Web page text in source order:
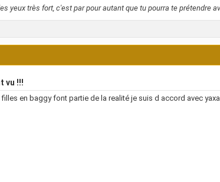
yeux très fort, c'est par pour autant que tu pourra te prétendre
vu !!!
en baggy font partie de la realité je suis d accord avec